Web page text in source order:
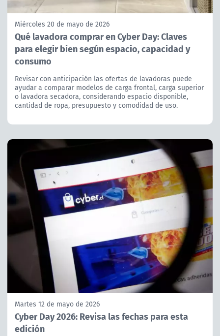
Miércoles 20 de mayo de 2026
Qué lavadora comprar en Cyber Day: Claves
para elegir bien según espacio, capacidad y
consumo
Revisar con anticipación las ofertas de lavadoras puede
ayudar a comparar modelos de carga frontal, carga superior
o lavadora secadora, considerando espacio disponible,
cantidad de ropa, presupuesto y comodidad de uso.
Martes 12 de mayo de 2026
Cyber Day 2026: Revisa las fechas para esta
edición